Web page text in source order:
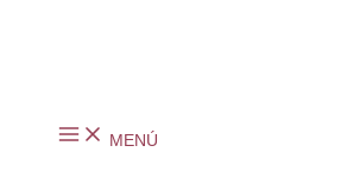
MENÚ